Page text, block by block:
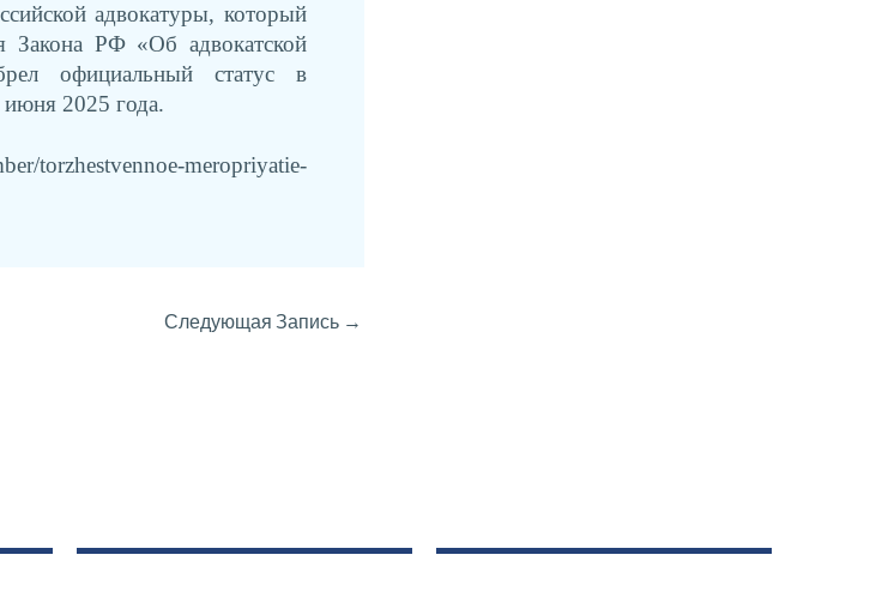
адвокатуры, который
Закона РФ «Об адвокатской
официальный статус в
июня 2025 года.
torzhestvennoe-meropriyatie-
Следующая Запись →